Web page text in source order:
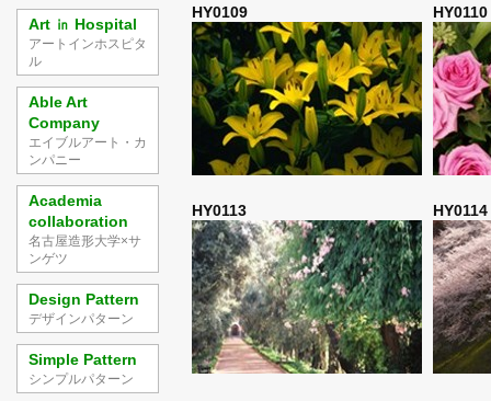
Art ㏌ Hospital
アートインホスピタ
ル
Able Art
Company
エイブルアート・カ
ンパニー
Academia
collaboration
名古屋造形大学×サ
ンゲツ
Design Pattern
デザインパターン
Simple Pattern
シンプルパターン
HY0109 HY0110
HY0113 HY0114